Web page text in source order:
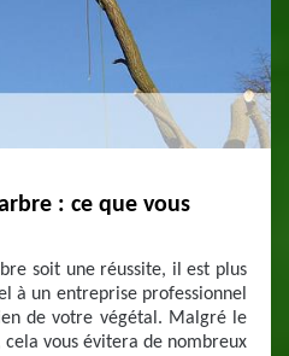
: ce que vous
soit une réussite, il est plus
à un entreprise professionnel
de votre végétal. Malgré le
vous évitera de nombreux